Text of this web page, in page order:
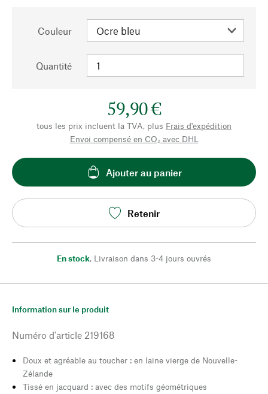
Couleur
Quantité
59,90 €
tous les prix incluent la TVA, plus Frais d'expédition
Envoi compensé en CO₂ avec DHL
Ajouter au panier
Retenir
En stock, Livraison dans 3-4 jours ouvrés
Information sur le produit
Numéro d'article 219168
Doux et agréable au toucher : en laine vierge de Nouvelle-
Zélande
Tissé en jacquard : avec des motifs géométriques